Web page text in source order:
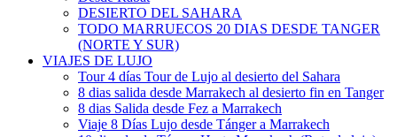
DESIERTO DEL SAHARA
TODO MARRUECOS 20 DIAS DESDE TANGER
(NORTE Y SUR)
VIAJES DE LUJO
Tour 4 días Tour de Lujo al desierto del Sahara
8 dias salida desde Marrakech al desierto fin en Tanger
8 dias Salida desde Fez a Marrakech
Viaje 8 Días Lujo desde Tánger a Marrakech